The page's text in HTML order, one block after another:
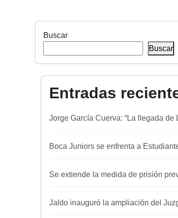
Buscar
Buscar
Entradas
Jorge García Cuerva: “La llegada
Boca Juniors se enfrenta a
Se extiende la medida de prisión
Jaldo inauguró la ampliación del